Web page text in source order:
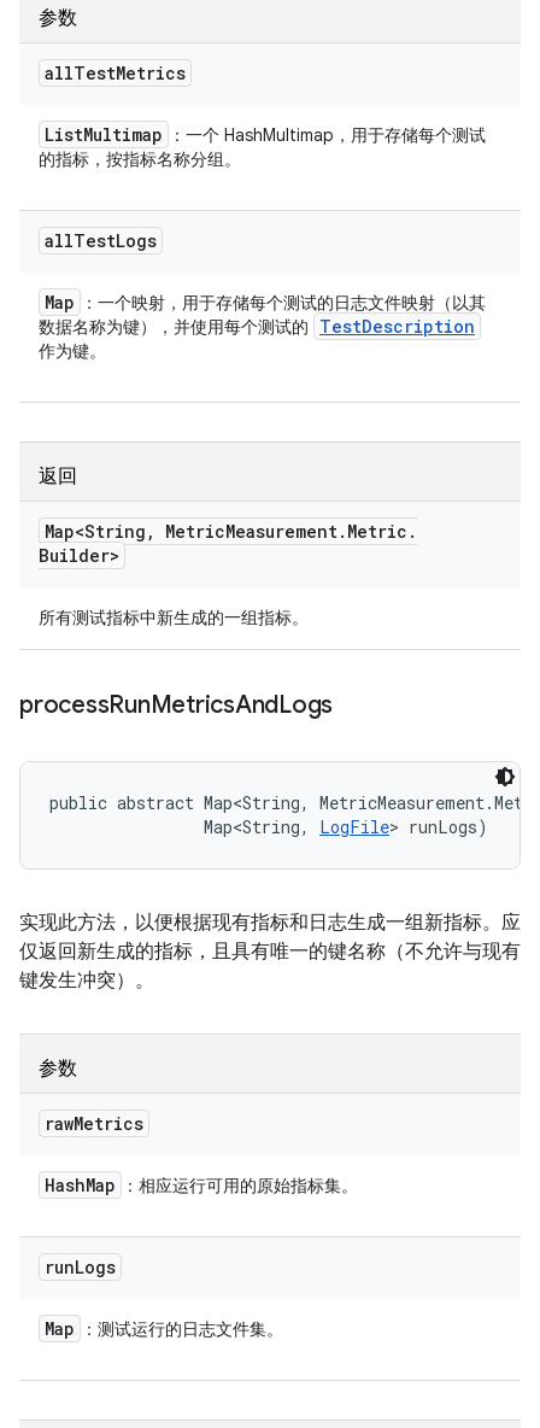
参数
allTestMetrics
ListMultimap
：一个 HashMultimap，用于存储每个测试
的指标，按指标名称分组。
allTestLogs
Map
：一个映射，用于存储每个测试的日志文件映射（以其
数据名称为键），并使用每个测试的
TestDescription
作为键。
返回
Map<String , MetricMeasurement. Metric .
Builder>
所有测试指标中新生成的一组指标。
processRunMetricsAndLogs
public abstract Map<String,
                Map<String,
LogFile> runLogs)
实现此方法，以便根据现有指标和日志生成一组新指标。应
仅返回新生成的指标，且具有唯一的键名称（不允许与现有
键发生冲突）。
参数
rawMetrics
HashMap ：相应运行可用的原始指标集。
runLogs
Map ：测试运行的日志文件集。